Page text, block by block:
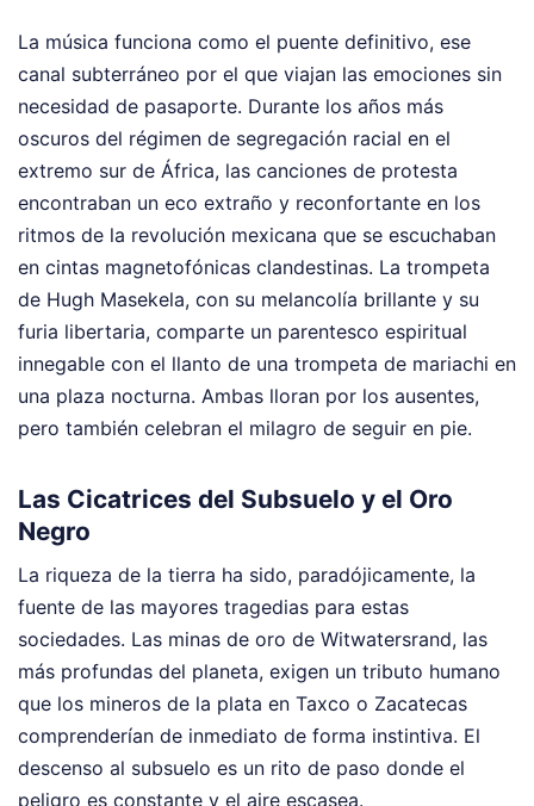
La música funciona como el puente definitivo, ese
canal subterráneo por el que viajan las emociones sin
necesidad de pasaporte. Durante los años más
oscuros del régimen de segregación racial en el
extremo sur de África, las canciones de protesta
encontraban un eco extraño y reconfortante en los
ritmos de la revolución mexicana que se escuchaban
en cintas magnetofónicas clandestinas. La trompeta
de Hugh Masekela, con su melancolía brillante y su
furia libertaria, comparte un parentesco espiritual
innegable con el llanto de una trompeta de mariachi en
una plaza nocturna. Ambas lloran por los ausentes,
pero también celebran el milagro de seguir en pie.
Las Cicatrices del Subsuelo y el Oro
Negro
La riqueza de la tierra ha sido, paradójicamente, la
fuente de las mayores tragedias para estas
sociedades. Las minas de oro de Witwatersrand, las
más profundas del planeta, exigen un tributo humano
que los mineros de la plata en Taxco o Zacatecas
comprenderían de inmediato de forma instintiva. El
descenso al subsuelo es un rito de paso donde el
peligro es constante y el aire escasea.